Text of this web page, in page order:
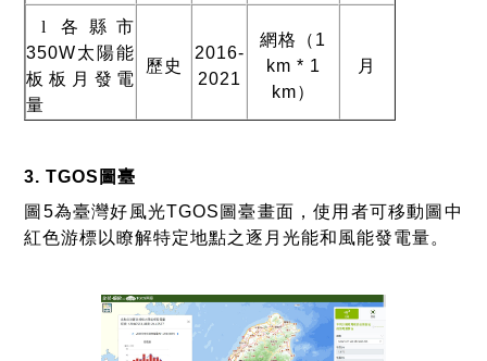
l
各縣市
350W太陽能
板板月發電
量
歷史
2016-
2021
網格（ 1
km * 1
km）
月
3. TGOS 圖臺
圖 5為臺灣好風光TGOS 圖臺畫面，使用者可移動圖中
紅色游標以瞭解特定地點之逐月光能和風能發電量。